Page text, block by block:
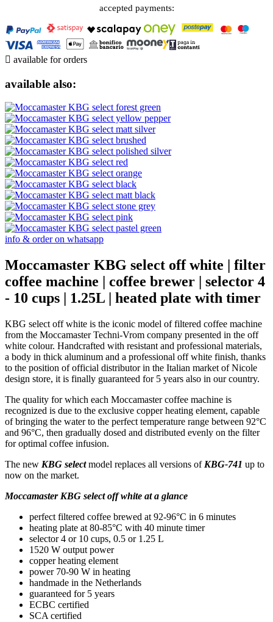
accepted payments:
 available for orders
available also:
info & order on whatsapp
Moccamaster KBG select off white | filter
coffee machine | coffee brewer | selector 4
- 10 cups | 1.25L | heated plate with timer
KBG select off white is the iconic model of filtered coffee machine
from the Moccamaster Techni-Vrom company presented in the off
white colour. Handcrafted with resistant and professional materials,
a body in thick aluminum and a professional off white finish, thanks
to the position of official distributor in the Italian market of Nicole
design store, it is finally guaranteed for 5 years also in our country.
The quality for which each Moccamaster coffee machine is
recognized is due to the exclusive copper heating element, capable
of bringing the water to the perfect temperature range between 92°C
and 96°C, then gradually dosed and distributed evenly on the filter
for optimal coffee infusion.
The new KBG selectmodel replaces all versions of KBG-741 up to
now on the market.
Moccamaster KBG select off white at a glance
perfect filtered coffee brewed at 92-96°C in 6 minutes
heating plate at 80-85°C with 40 minute timer
selector 4 or 10 cups, 0.5 or 1.25 L
1520 W output power
copper heating element
power 70-90 W in heating
handmade in the Netherlands
guaranteed for 5 years
ECBC certified
SCA certified